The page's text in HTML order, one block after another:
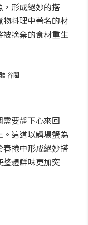
形成絕妙的搭
料理中著名的材
捨棄的食材重生
谷關
要靜下心來回
這道以鱈場蟹為
捲中形成絕妙搭
體鮮味更加突